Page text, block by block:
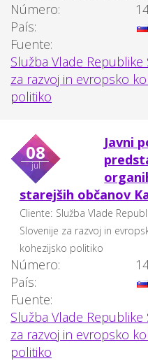
Número:
País:
Fuente:
Služba Vlade Republike
za razvoj in evropsko
politiko
08
jul
Javni
starejših občanov
Cliente: Služba Vlade
Slovenije za razvoj in
kohezijsko politiko
Número:
País:
Fuente:
Služba Vlade Republike
za razvoj in evropsko
politiko